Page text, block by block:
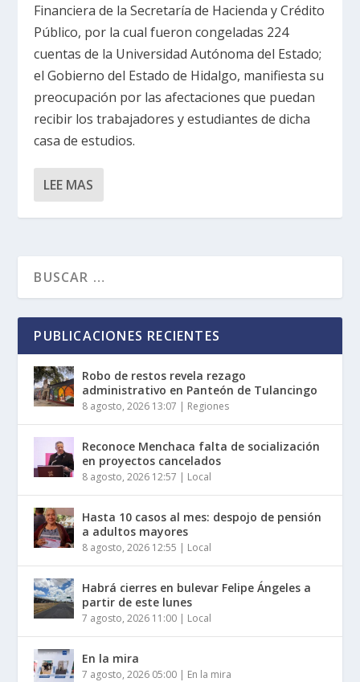
Financiera de la Secretaría de Hacienda y Crédito
Público, por la cual fueron congeladas 224
cuentas de la Universidad Autónoma del Estado;
el Gobierno del Estado de Hidalgo, manifiesta su
preocupación por las afectaciones que puedan
recibir los trabajadores y estudiantes de dicha
casa de estudios.
LEE MAS
PUBLICACIONES RECIENTES
Robo de restos revela rezago
administrativo en Panteón de Tulancingo
8 agosto, 2026 13:07 | Regiones
Reconoce Menchaca falta de socialización
en proyectos cancelados
8 agosto, 2026 12:57 | Local
Hasta 10 casos al mes: despojo de pensión
a adultos mayores
8 agosto, 2026 12:55 | Local
Habrá cierres en bulevar Felipe Ángeles a
partir de este lunes
7 agosto, 2026 11:00 | Local
En la mira
7 agosto, 2026 05:00 | En la mira